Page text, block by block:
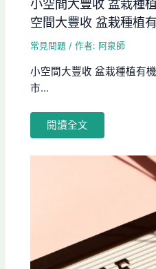
小空間大豐收 盆栽種
空間大豐收 盆栽種植
常見問題 / 作者: 阿泉師
小空間大豐收 盆栽種植有
市...
閱讀全文